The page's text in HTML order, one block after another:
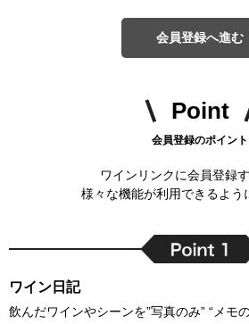
会員登録へ進む
Point
会員登録のポイント
ワインリンクに会員登録
様々な機能が利用できるよう
ワイン日記
飲んだワインやシーンを”写真のみ” “メモ